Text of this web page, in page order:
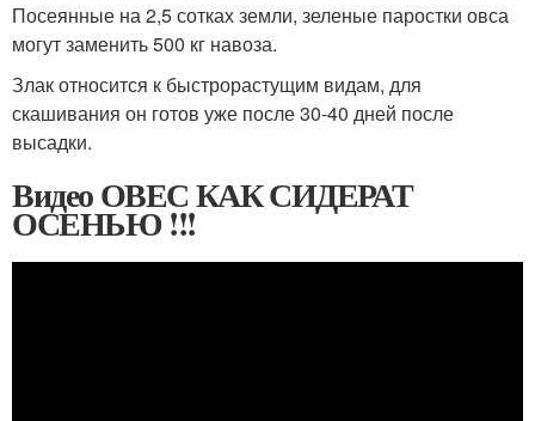
Посеянные на 2,5 сотках земли, зеленые паростки овса
могут заменить 500 кг навоза.
Злак относится к быстрорастущим видам, для
скашивания он готов уже после 30-40 дней после
высадки.
Видео ОВЕС КАК СИДЕРАТ
ОСЕНЬЮ !!!